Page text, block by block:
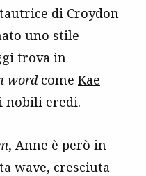
di Croydon
uno stile
trova in
wordcome Kae
nobili eredi.
, Anne è però in
wave, cresciuta